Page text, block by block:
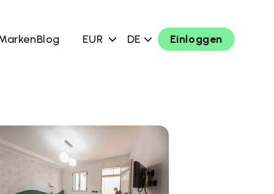
Blog EUR DE Einloggen